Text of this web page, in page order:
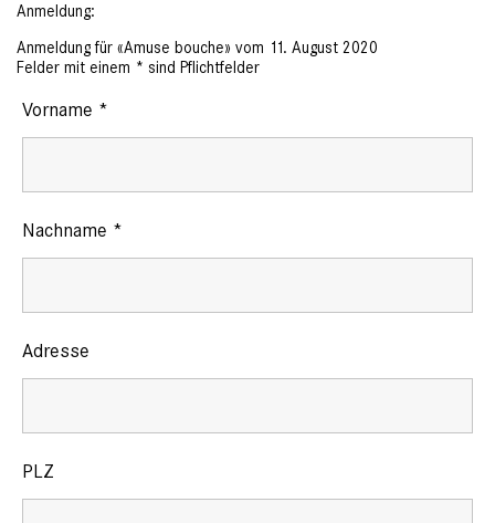
Anmeldung:
Anmeldung für «Amuse bouche» vom 11. August 2020
Felder mit einem * sind Pflichtfelder
Vorname *
Nachname *
Adresse
PLZ